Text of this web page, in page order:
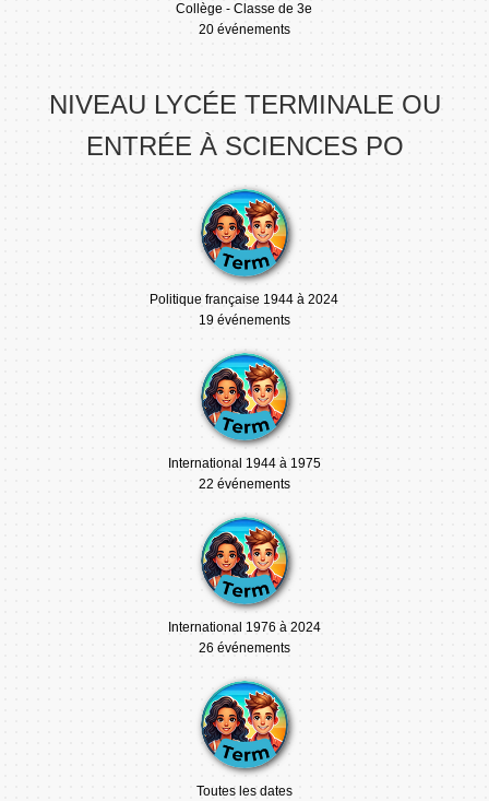
Collège - Classe de 3e
20 événements
NIVEAU LYCÉE TERMINALE OU
ENTRÉE À SCIENCES PO
Politique française 1944 à 2024
19 événements
International 1944 à 1975
22 événements
International 1976 à 2024
26 événements
Toutes les dates